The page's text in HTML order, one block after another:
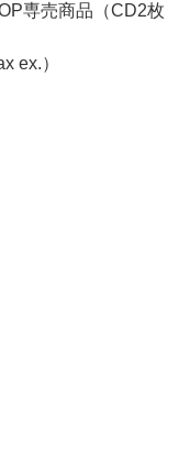
専売商品（CD2枚
ex.）